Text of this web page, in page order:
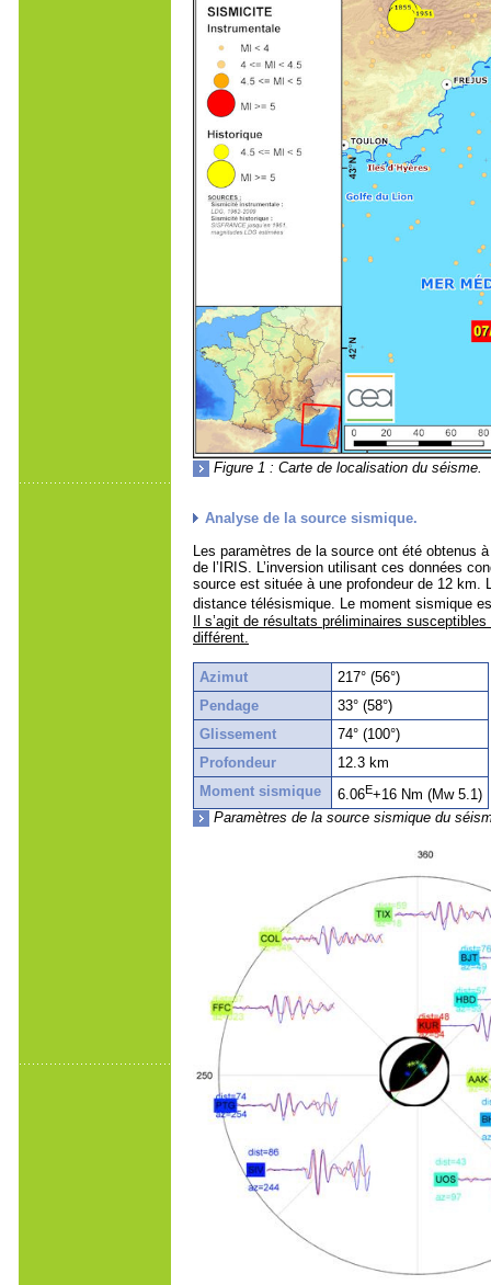
Figure 1 : Carte de localisation du séisme.
Analyse de la source sismique.
Les paramètres de la source ont été obtenus
de l’IRIS. L’inversion utilisant ces données
source est située à une profondeur de 12 km.
distance télésismique. Le moment sismique
Il s’agit de résultats préliminaires
différent.
Azimut
217° (56°)
Pendage
33° (58°)
Glissement
74° (100°)
Profondeur
12.3 km
Moment sismique
6.06E+16 Nm (Mw 5.1)
Paramètres de la source sismique du